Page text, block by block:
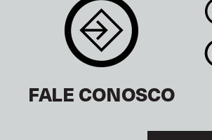
FALE CONOSCO